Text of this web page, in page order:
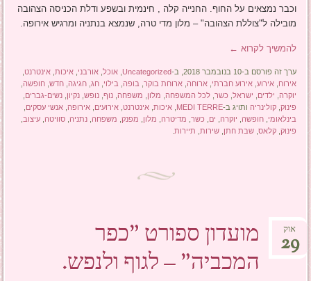
וכבר נמצאים על החוף. החנייה קלה , חינמית ובשפע ודלת הכניסה הצהובה
מובילה ל"צוללת הצהובה" – מלון מדי טרה, שנמצא בנתניה ומרגיש אירופה.
להמשיך לקרוא ←
ערך זה פורסם ב-10 בנובמבר 2018, ב- Uncategorized
,אוכל ,אורבני ,איכות ,אינטרנט
אירוח ,אירוע ,אירוע חברתי ,ארוחה ,ארוחת בוקר בופה בילוי ,חג ,חגיגה ,חדש ,חופשה
יוקרה ילדים ישראל כשר ,לכל המשפחה מלון משפחה ,נוף ,נופש ,נקיון ,נשים-גברים
פינוק ,קולינריה ותויג ב-MEDI TERRE
,איכות ,אינטרנט ,אירועים ,אירופה ,אנשי עסקים
בינלאומי ,חופשה יוקרה ים כשר מדיטרה מלון מפנק משפחה ,נתניה ,סוויטה ,עיצוב
פינוק ,קלאס ,שבת חתן ,שירות תיירות
מועדון ספורט "כפר
המכביה" – לגוף ולנפש.
אוק
29